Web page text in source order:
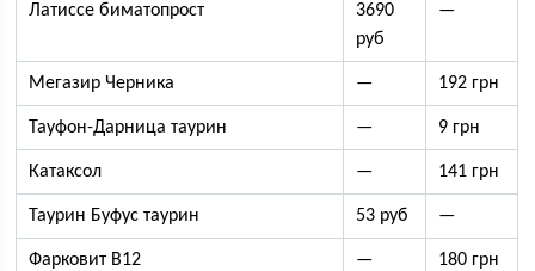
Латиссе биматопрост
3690
руб
—
Мегазир Черника — 192 грн
Тауфон-Дарница таурин — 9 грн
Катаксол — 141 грн
Таурин Буфус таурин 53 руб —
Фарковит B12 — 180 грн